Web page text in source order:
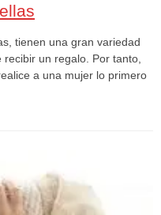
tienen una gran variedad
un regalo. Por tanto,
a una mujer lo primero